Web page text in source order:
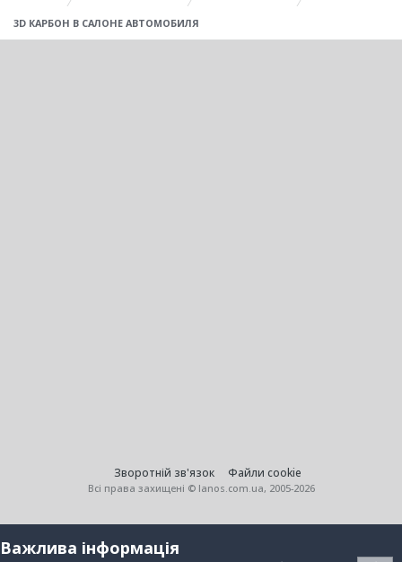
3D КАРБОН В САЛОНЕ АВТОМОБИЛЯ
Зворотній зв'язок Файли cookie
Всі права захищені © lanos.com.ua, 2005-2026
Важлива інформація